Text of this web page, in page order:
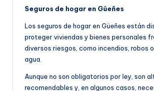
Seguros de hogar en Güeñes
Los seguros de hogar en Güeñes están
proteger viviendas y bienes personales
diversos riesgos, como incendios, robos
agua.
Aunque no son obligatorios por ley, son
recomendables y, en algunos casos,